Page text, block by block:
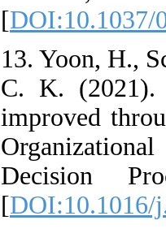
[DOI:10.1037/
13. Yoon, H.,
C. K. (2021).
improved
Decision
[DOI:10.1016/